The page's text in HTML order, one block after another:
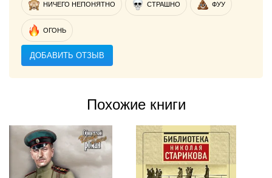
НИЧЕГО НЕПОНЯТНО СТРАШНО ФУУ
ОГОНЬ
ДОБАВИТЬ ОТЗЫВ
Похожие книги